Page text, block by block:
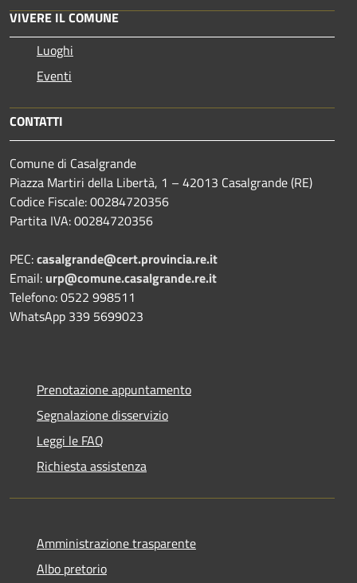
VIVERE IL COMUNE
Luoghi
Eventi
CONTATTI
Comune di Casalgrande
Piazza Martiri della Libertà, 1 – 42013 Casalgrande (RE)
Codice Fiscale: 00284720356
Partita IVA: 00284720356
PEC:casalgrande@cert.provincia.re.it
Email: urp@comune.casalgrande.re.it
Telefono: 0522 998511
WhatsApp 339 5699023
Prenotazione appuntamento
Segnalazione disservizio
Leggi le FAQ
Richiesta assistenza
Amministrazione trasparente
Albo pretorio